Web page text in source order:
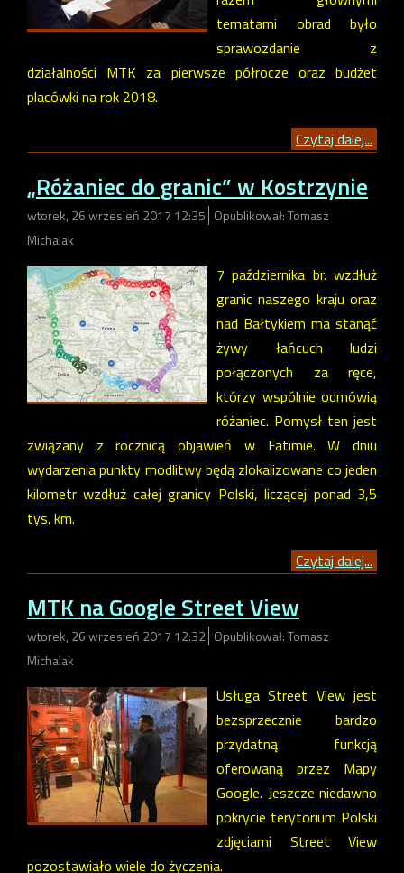
tematami obrad było
sprawozdanie z
działalności MTK za pierwsze półrocze oraz budżet
placówki na rok 2018.
Czytaj dalej...
„Różaniec do granic” w Kostrzynie
wtorek, 26 wrzesień 2017 12:35 Opublikował: Tomasz
Michalak
7 października br. wzdłuż
granic naszego kraju oraz
nad Bałtykiem ma stanąć
żywy łańcuch ludzi
połączonych za ręce,
którzy wspólnie odmówią
różaniec. Pomysł ten jest
związany z rocznicą objawień w Fatimie. W dniu
wydarzenia punkty modlitwy będą zlokalizowane co jeden
kilometr wzdłuż całej granicy Polski, liczącej ponad 3,5
tys. km.
Czytaj dalej...
MTK na Google Street View
wtorek, 26 wrzesień 2017 12:32 Opublikował: Tomasz
Michalak
Usługa Street View jest
bezsprzecznie bardzo
przydatną funkcją
oferowaną przez Mapy
Google. Jeszcze niedawno
pokrycie terytorium Polski
zdjęciami Street View
pozostawiało wiele do życzenia.